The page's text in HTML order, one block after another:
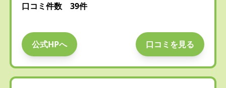
口コミ件数 39件
公式HPへ 口コミを見る